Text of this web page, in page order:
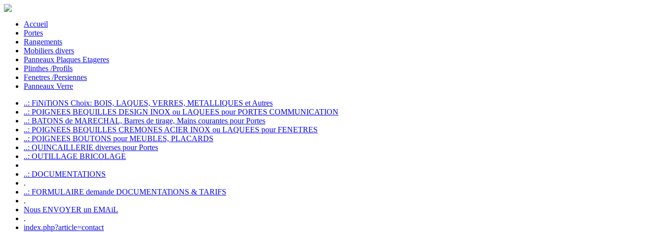
Accueil
Portes
Rangements
Mobiliers divers
Panneaux Plaques Etageres
Plinthes /Profils
Fenetres /Persiennes
Panneaux Verre
..: FiNiTiONS Choix: BOIS, LAQUES, VERRES, METALLIQUES et Autres
..: POIGNEES BEQUILLES DESIGN INOX ou LAQUEES pour PORTES COMMUNICATION
..: BATONS de MARECHAL, Barres de tirage, Mains courantes pour Portes
..: POIGNEES BEQUILLES CREMONES ACIER INOX ou LAQUEES pour FENETRES
..: POIGNEES BOUTONS pour MEUBLES, PLACARDS
..: QUINCAILLERIE diverses pour Portes
..: OUTILLAGE BRICOLAGE
..: DOCUMENTATIONS
.
..: FORMULAIRE demande DOCUMENTATiONS & TARIFS
.
Nous ENVOYER un EMAiL
.
index.php?article=contact